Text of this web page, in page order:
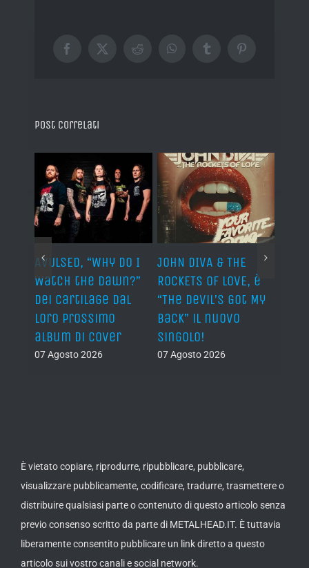
Facebook
X RedditWhatsAppTumblrPinterest
Post correlati
AVULSED, “Why Do I
Watch the Dawn?”
dei Cartilage dal
loro prossimo
album di cover
07 Agosto 2026
JOHN DIVA & THE
ROCKETS OF LOVE, è
“The Devil’s Got My
Back” il nuovo
singolo!
07 Agosto 2026
È vietato copiare, riprodurre, ripubblicare, pubblicare,
visualizzare pubblicamente, codificare, tradurre, trasmettere o
distribuire qualsiasi parte o contenuto di questo articolo senza
previo consenso scritto da parte di METALHEAD.IT. È tuttavia
liberamente consentito pubblicare un link diretto a questo
articolo sui vostro canali e social network.